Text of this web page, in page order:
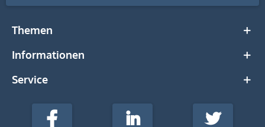
Themen
Informationen
Service
stempel-
Facebook LinkedIn Twitter